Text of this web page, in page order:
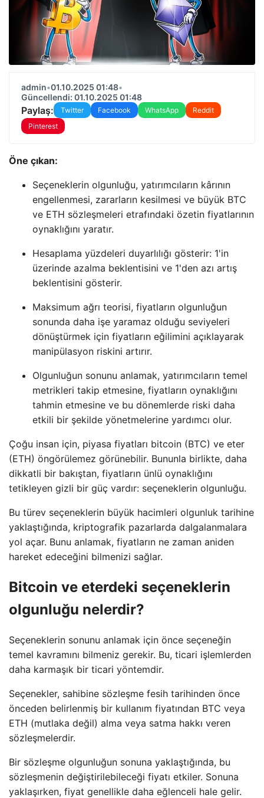
admin•01.10.2025 01:48•
Güncellendi: 01.10.2025 01:48
Paylaş: Twitter Facebook WhatsApp
Reddit
Pinterest
Öne çıkan:
Seçeneklerin olgunluğu, yatırımcıların kârının
engellenmesi, zararların kesilmesi ve büyük BTC
ve ETH sözleşmeleri etrafındaki özetin fiyatlarının
oynaklığını yaratır.
Hesaplama yüzdeleri duyarlılığı gösterir: 1'in
üzerinde azalma beklentisini ve 1'den azı artış
beklentisini gösterir.
Maksimum ağrı teorisi, fiyatların olgunluğun
sonunda daha işe yaramaz olduğu seviyeleri
dönüştürmek için fiyatların eğilimini açıklayarak
manipülasyon riskini artırır.
Olgunluğun sonunu anlamak, yatırımcıların temel
metrikleri takip etmesine, fiyatların oynaklığını
tahmin etmesine ve bu dönemlerde riski daha
etkili bir şekilde yönetmelerine yardımcı olur.
Çoğu insan için, piyasa fiyatları bitcoin (BTC) ve eter
(ETH) öngörülemez görünebilir. Bununla birlikte, daha
dikkatli bir bakıştan, fiyatların ünlü oynaklığını
tetikleyen gizli bir güç vardır: seçeneklerin olgunluğu.
Bu türev seçeneklerin büyük hacimleri olgunluk tarihine
yaklaştığında, kriptografik pazarlarda dalgalanmalara
yol açar. Bunu anlamak, fiyatların ne zaman aniden
hareket edeceğini bilmenizi sağlar.
Bitcoin ve eterdeki seçeneklerin
olgunluğu nelerdir?
Seçeneklerin sonunu anlamak için önce seçeneğin
temel kavramını bilmeniz gerekir. Bu, ticari işlemlerden
daha karmaşık bir ticari yöntemdir.
Seçenekler, sahibine sözleşme fesih tarihinden önce
önceden belirlenmiş bir kullanım fiyatından BTC veya
ETH (mutlaka değil) alma veya satma hakkı veren
sözleşmelerdir.
Bir sözleşme olgunluğun sonuna yaklaştığında, bu
sözleşmenin değiştirilebileceği fiyatı etkiler. Sonuna
yaklaşırken, fiyat genellikle daha eğlenceli hale gelir.